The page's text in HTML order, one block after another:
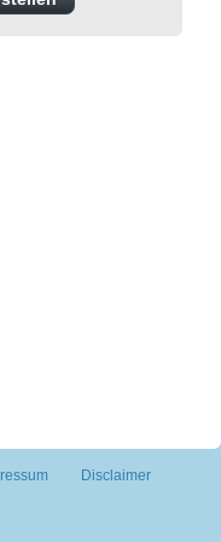
Disclaimer